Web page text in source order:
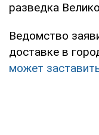
разведка
Ведомство
доставке в
может